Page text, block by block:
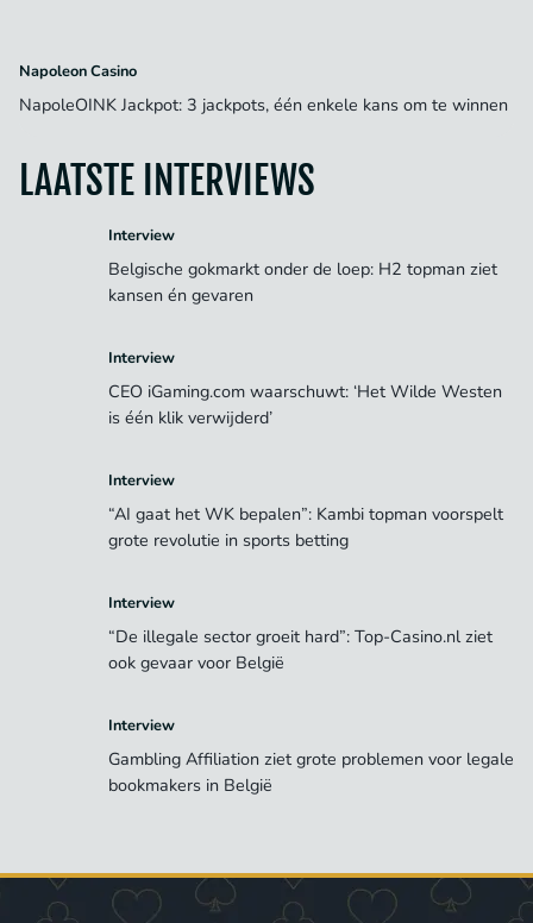
Napoleon Casino
NapoleOINK Jackpot: 3 jackpots, één enkele kans om te winnen
LAATSTE INTERVIEWS
Interview
Belgische gokmarkt onder de loep: H2 topman ziet
kansen én gevaren
Interview
CEO iGaming.com waarschuwt: ‘Het Wilde Westen
is één klik verwijderd’
Interview
“AI gaat het WK bepalen”: Kambi topman voorspelt
grote revolutie in sports betting
Interview
“De illegale sector groeit hard”: Top-Casino.nl ziet
ook gevaar voor België
Interview
Gambling Affiliation ziet grote problemen voor legale
bookmakers in België